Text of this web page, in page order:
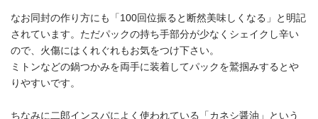
なお同封の作り方にも「100回位振ると断然美味しくなる」と明記
されています。ただパックの持ち手部分が少なくシェイクし辛い
ので、火傷にはくれぐれもお気をつけ下さい。
ミトンなどの鍋つかみを両手に装着してパックを鷲掴みするとや
りやすいです。
ちなみに二郎インスパによく使われている「カネシ醤油」という